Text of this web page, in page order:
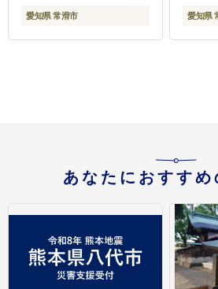
器 雑貨 ティーポット 日
製 愛知県 常滑市
愛知県 常滑市 愛知県
あなたにおすすめ